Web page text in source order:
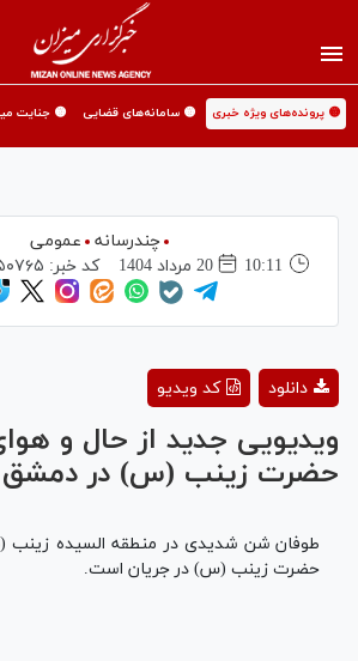
🟡 پرونده‌های ویژه خبری 🟡 سامانه‌های قضایی 🟡 جنایت
چندرسانه
عمومی
10:11
20 مرداد 1404 کد خبر:
Video
کد ویدیو دانلود
ویدیویی جدید از حال و
حضرت زینب (س) در دمشق
طوفان شن شدیدی در منطقه السیده زینب
حضرت زینب (س) در جریان است.